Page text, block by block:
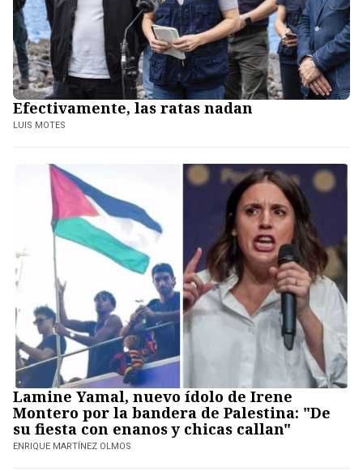
Efectivamente, las ratas nadan
LUIS MOTES
Lamine Yamal, nuevo ídolo de Irene
Montero por la bandera de Palestina: "De
su fiesta con enanos y chicas callan"
ENRIQUE MARTÍNEZ OLMOS